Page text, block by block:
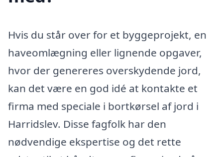
Hvis du står over for et byggeprojekt, en
haveomlægning eller lignende opgaver,
hvor der genereres overskydende jord,
kan det være en god idé at kontakte et
firma med speciale i bortkørsel af jord i
Harridslev. Disse fagfolk har den
nødvendige ekspertise og det rette